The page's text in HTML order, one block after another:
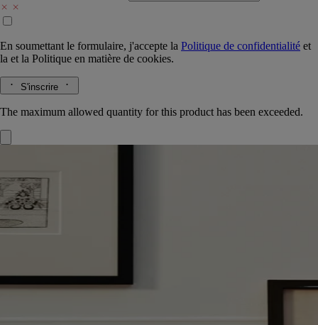
En soumettant le formulaire, j'accepte la Politique de confidentialité et
la et la Politique en matière de cookies.
S'inscrire
The maximum allowed quantity for this product has been exceeded.